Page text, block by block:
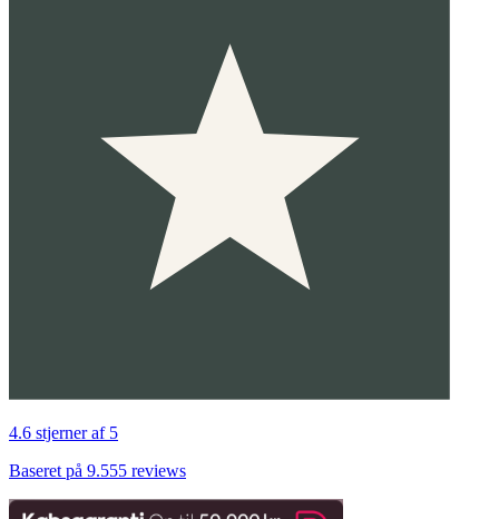
4.6 stjerner af 5
Baseret på 9.555 reviews